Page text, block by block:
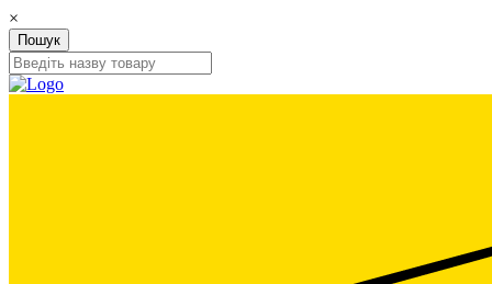
×
Пошук